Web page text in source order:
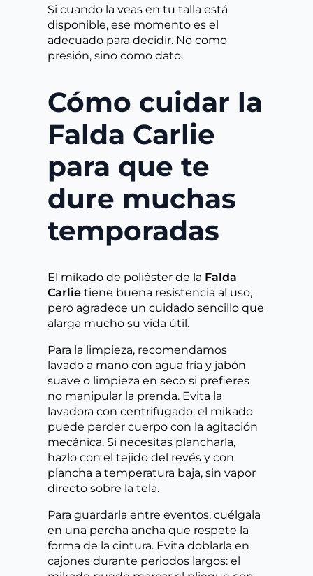
Si cuando la veas en tu talla está
disponible, ese momento es el
adecuado para decidir. No como
presión, sino como dato.
Cómo cuidar la
Falda Carlie
para que te
dure muchas
temporadas
El mikado de poliéster de la Falda
Carlie tiene buena resistencia al uso,
pero agradece un cuidado sencillo que
alarga mucho su vida útil.
Para la limpieza, recomendamos
lavado a mano con agua fría y jabón
suave o limpieza en seco si prefieres
no manipular la prenda. Evita la
lavadora con centrifugado: el mikado
puede perder cuerpo con la agitación
mecánica. Si necesitas plancharla,
hazlo con el tejido del revés y con
plancha a temperatura baja, sin vapor
directo sobre la tela.
Para guardarla entre eventos, cuélgala
en una percha ancha que respete la
forma de la cintura. Evita doblarla en
cajones durante periodos largos: el